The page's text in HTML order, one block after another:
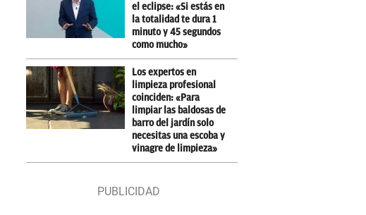
el eclipse: «Si estás en
la totalidad te dura 1
minuto y 45 segundos
como mucho»
Los expertos en
limpieza profesional
coinciden: «Para
limpiar las baldosas de
barro del jardín solo
necesitas una escoba y
vinagre de limpieza»